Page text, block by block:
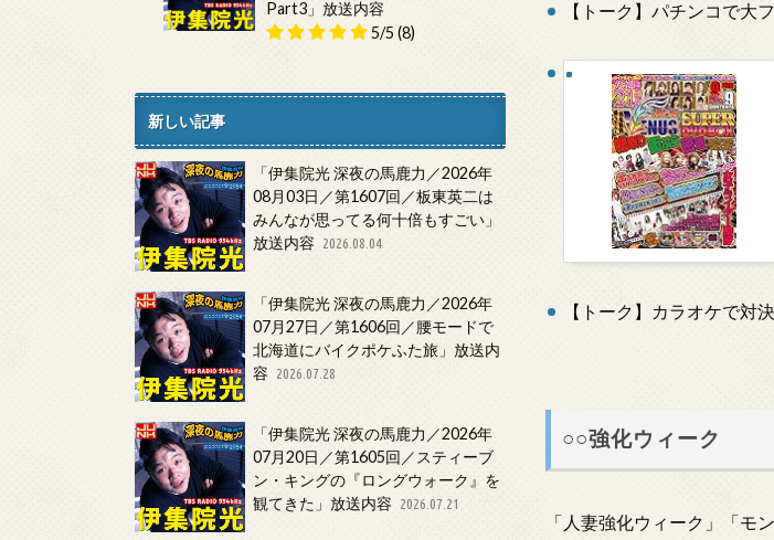
【トーク】パチンコで大
【トーク】カラオケで対決
○○強化ウィーク
「人妻強化ウィーク」「モ
Part3」放送内容
5/5 (8)
新しい記事
「伊集院光 深夜の馬鹿力／2026年
08月03日／第1607回／板東英二は
みんなが思ってる何十倍もすごい」
放送内容
2026.08.04
「伊集院光 深夜の馬鹿力／2026年
07月27日／第1606回／腰モードで
北海道にバイクポケふた旅」放送内
容
2026.07.28
「伊集院光 深夜の馬鹿力／2026年
07月20日／第1605回／スティーブ
ン・キングの『ロングウォーク』を
観てきた」放送内容
2026.07.21